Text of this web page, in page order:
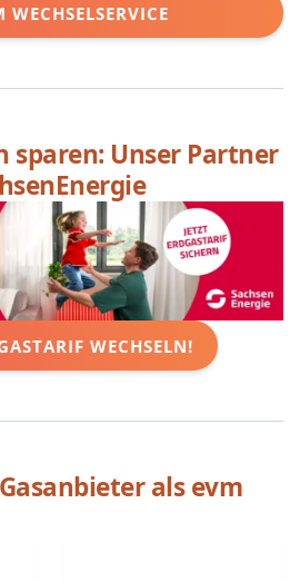
WECHSELSERVICE
sparen: Unser Partner
WECHSELN!
alsevm